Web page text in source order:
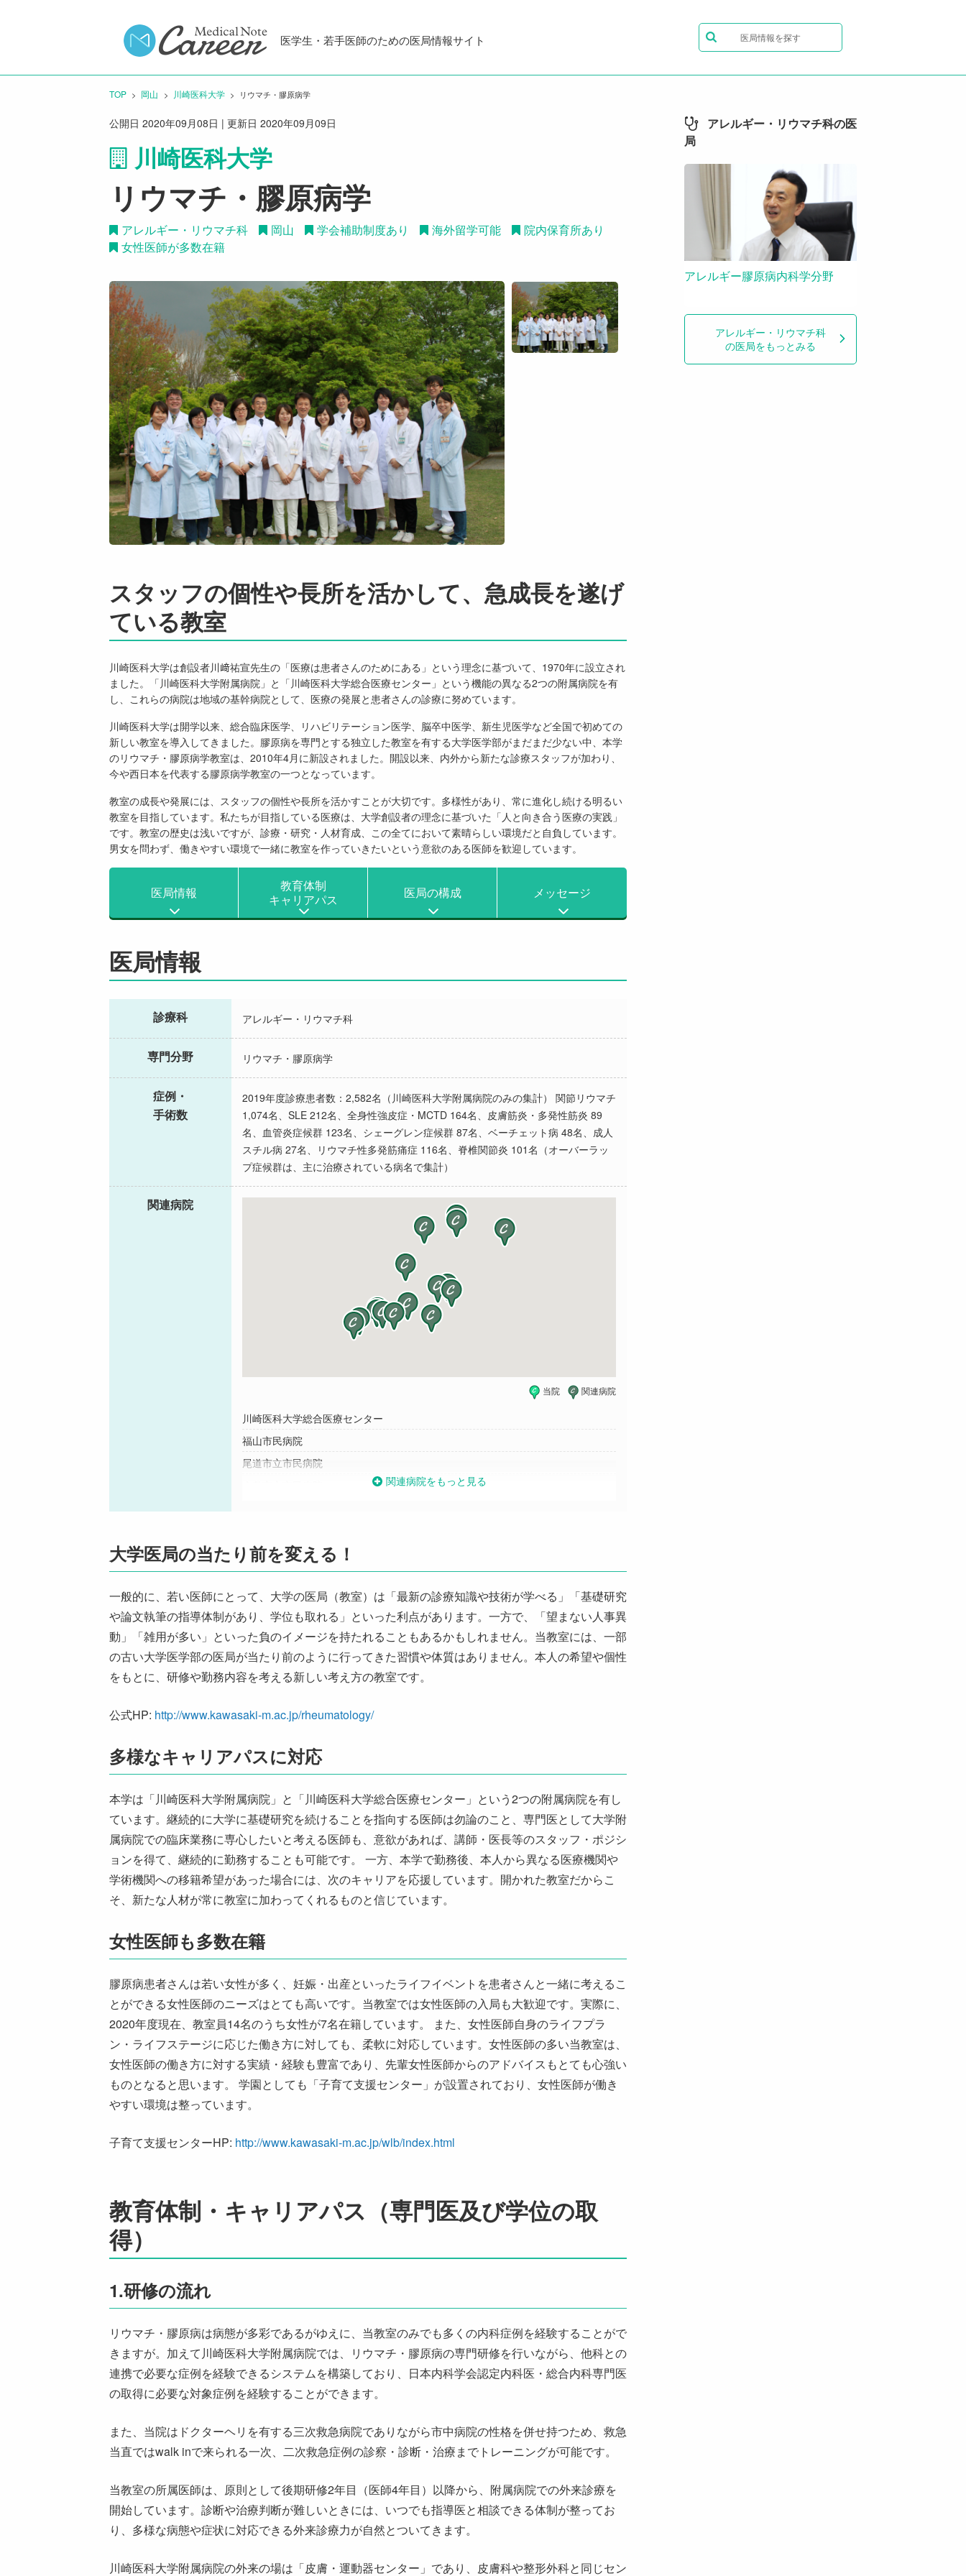
医学生・若手医師のための医局情報サイト 医局情報を探す
TOP 岡山 川崎医科大学 CURRENT:
リウマチ・膠原病学
公開日 2020年09月08日 | 更新日 2020年09月09日
川崎医科大学
リウマチ・膠原病学
アレルギー・リウマチ科 岡山 学会補助制度あり 海外留学可能
院内保育所あり
女性医師が多数在籍
スタッフの個性や長所を活かして、急成長を遂げ
ている教室
川崎医科大学は創設者川﨑祐宣先生の「医療は患者さんのためにある」という理念に基づいて、1970年に設立され
ました。「川崎医科大学附属病院」と「川崎医科大学総合医療センター」という機能の異なる2つの附属病院を有
し、これらの病院は地域の基幹病院として、医療の発展と患者さんの診療に努めています。
川崎医科大学は開学以来、総合臨床医学、リハビリテーション医学、脳卒中医学、新生児医学など全国で初めての
新しい教室を導入してきました。膠原病を専門とする独立した教室を有する大学医学部がまだまだ少ない中、本学
のリウマチ・膠原病学教室は、2010年4月に新設されました。開設以来、内外から新たな診療スタッフが加わり、
今や西日本を代表する膠原病学教室の一つとなっています。
教室の成長や発展には、スタッフの個性や長所を活かすことが大切です。多様性があり、常に進化し続ける明るい
教室を目指しています。私たちが目指している医療は、大学創設者の理念に基づいた「人と向き合う医療の実践」
です。教室の歴史は浅いですが、診療・研究・人材育成、この全てにおいて素晴らしい環境だと自負しています。
男女を問わず、働きやすい環境で一緒に教室を作っていきたいという意欲のある医師を歓迎しています。
医局情報
教育体制
キャリアパス
医局の構成 メッセージ
医局情報
診療科 アレルギー・リウマチ科
専門分野 リウマチ・膠原病学
症例・
手術数
2019年度診療患者数：2,582名（川崎医科大学附属病院のみの集計） 関節リウマチ
1,074名、SLE 212名、全身性強皮症・MCTD 164名、皮膚筋炎・多発性筋炎 89
名、血管炎症候群 123名、シェーグレン症候群 87名、ベーチェット病 48名、成人
スチル病 27名、リウマチ性多発筋痛症 116名、脊椎関節炎 101名（オーバーラッ
プ症候群は、主に治療されている病名で集計）
関連病院
当院 関連病院
川崎医科大学総合医療センター
福山市民病院
尾道市立市民病院
津山中央記念病院
笠岡第一病院
医療法人聖医会佐用中央病院
金田病院
医療法人岡山水清会岡山水清会病院
金光病院
岡山博愛会病院
はしもとじんクリニック
津山クリニック
関連病院をもっと見る
関連病院を閉じる
大学医局の当たり前を変える！
一般的に、若い医師にとって、大学の医局（教室）は「最新の診療知識や技術が学べる」「基礎研究
や論文執筆の指導体制があり、学位も取れる」といった利点があります。一方で、「望まない人事異
動」「雑用が多い」といった負のイメージを持たれることもあるかもしれません。当教室には、一部
の古い大学医学部の医局が当たり前のように行ってきた習慣や体質はありません。本人の希望や個性
をもとに、研修や勤務内容を考える新しい考え方の教室です。
公式HP: http://www.kawasaki-m.ac.jp/rheumatology/
多様なキャリアパスに対応
本学は「川崎医科大学附属病院」と「川崎医科大学総合医療センター」という2つの附属病院を有し
ています。継続的に大学に基礎研究を続けることを指向する医師は勿論のこと、専門医として大学附
属病院での臨床業務に専心したいと考える医師も、意欲があれば、講師・医長等のスタッフ・ポジシ
ョンを得て、継続的に勤務することも可能です。 一方、本学で勤務後、本人から異なる医療機関や
学術機関への移籍希望があった場合には、次のキャリアを応援しています。開かれた教室だからこ
そ、新たな人材が常に教室に加わってくれるものと信じています。
女性医師も多数在籍
膠原病患者さんは若い女性が多く、妊娠・出産といったライフイベントを患者さんと一緒に考えるこ
とができる女性医師のニーズはとても高いです。当教室では女性医師の入局も大歓迎です。実際に、
2020年度現在、教室員14名のうち女性が7名在籍しています。 また、女性医師自身のライフプラ
ン・ライフステージに応じた働き方に対しても、柔軟に対応しています。女性医師の多い当教室は、
女性医師の働き方に対する実績・経験も豊富であり、先輩女性医師からのアドバイスもとても心強い
ものとなると思います。 学園としても「子育て支援センター」が設置されており、女性医師が働き
やすい環境は整っています。
子育て支援センターHP: http://www.kawasaki-m.ac.jp/wlb/index.html
教育体制・キャリアパス （専門医及び学位の取
得）
1.研修の流れ
リウマチ・膠原病は病態が多彩であるがゆえに、当教室のみでも多くの内科症例を経験することがで
きますが。加えて川崎医科大学附属病院では、リウマチ・膠原病の専門研修を行いながら、他科との
連携で必要な症例を経験できるシステムを構築しており、日本内科学会認定内科医・総合内科専門医
の取得に必要な対象症例を経験することができます。
また、当院はドクターヘリを有する三次救急病院でありながら市中病院の性格を併せ持つため、救急
当直ではwalk inで来られる一次、二次救急症例の診察・診断・治療までトレーニングが可能です。
当教室の所属医師は、原則として後期研修2年目（医師4年目）以降から、附属病院での外来診療を
開始しています。診断や治療判断が難しいときには、いつでも指導医と相談できる体制が整ってお
り、多様な病態や症状に対応できる外来診療力が自然とついてきます。
川崎医科大学附属病院の外来の場は「皮膚・運動器センター」であり、皮膚科や整形外科と同じセン
アレルギー・リウマチ科の医
局
アレルギー膠原病内科学分野
アレルギー・リウマチ科
の医局をもっとみる